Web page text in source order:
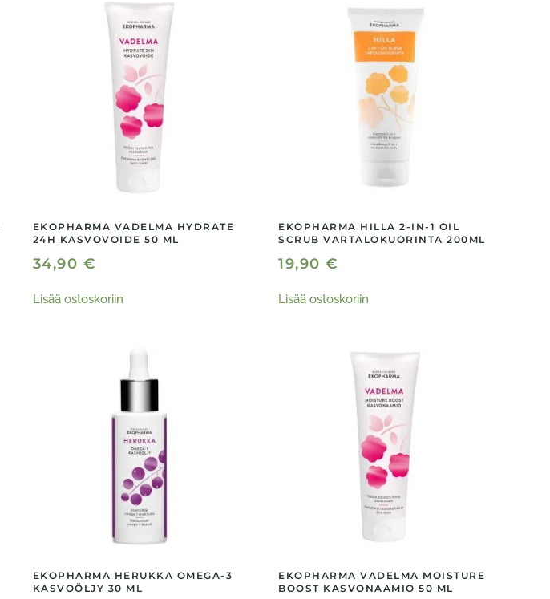
EKOPHARMA VADELMA HYDRATE
24H KASVOVOIDE 50 ML
34,90 €
Lisää ostoskoriin
EKOPHARMA HILLA 2-IN-1 OIL
SCRUB VARTALOKUORINTA 200ML
19,90€
Lisää ostoskoriin
EKOPHARMA HERUKKA OMEGA-3
KASVOÖLJY 30 ML
EKOPHARMA VADELMA MOISTURE
BOOST KASVONAAMIO 50 ML